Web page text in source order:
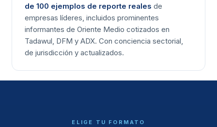
de 100 ejemplos de reporte reales de
empresas líderes, incluidos prominentes
informantes de Oriente Medio cotizados en
Tadawul, DFM y ADX. Con conciencia sectorial,
de jurisdicción y actualizados.
ELIGE TU FORMATO